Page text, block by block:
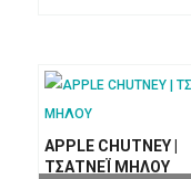
APPLE CHUTNEY |
ΤΣΑΤΝΕΪ ΜΗΛΟΥ